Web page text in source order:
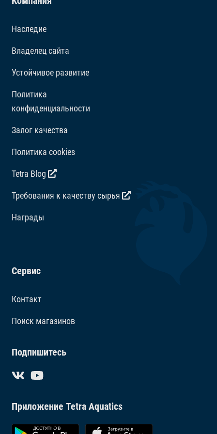
Добавки
Витамины: Витамин D3 1725 МЕ/кг. Регуляторы
Наследие
Владелец сайта
Устойчивое развитие
Политика
конфиденциальности
Залог качества
Политика cookies
Tetra Blog
Требования к качеству сырья
Награды
Сервис
Контакт
Поиск магазинов
Подпишитесь
Приложение Tetra Aquatics